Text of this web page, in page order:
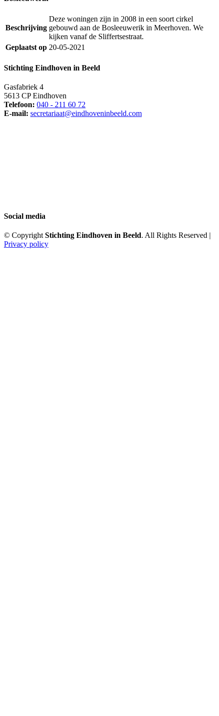
Beschrijving
Deze woningen zijn in 2008 in een soort cirkel
gebouwd aan de Bosleeuwerik in Meerhoven. We
kijken vanaf de Sliffertsestraat.
Geplaatst op 20-05-2021
Stichting Eindhoven in Beeld
Gasfabriek 4
5613 CP Eindhoven
Telefoon: 040 - 211 60 72
E-mail: secretariaat@eindhoveninbeeld.com
Social media
© Copyright Stichting Eindhoven in Beeld. All Rights Reserved |
Privacy policy